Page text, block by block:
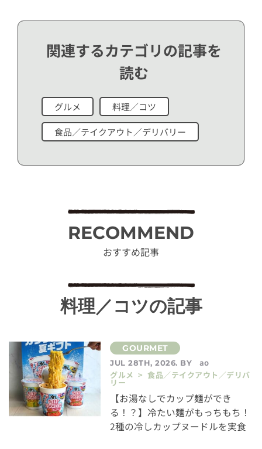
関連するカテゴリの記事を
読む
グルメ 料理／コツ
食品／テイクアウト／デリバリー
RECOMMEND
おすすめ記事
料理／コツの記事
JUL 28TH, 2026. BY
ao
グルメ > 食品／テイクアウト／デリバ
リー
【お湯なしでカップ麺ができ
る！？】冷たい麺がもっちもち！
2種の冷しカップヌードルを実食